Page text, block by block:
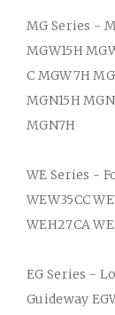
MG Series -
MGW15H
C MGW7H
MGN15H
MGN7H
WE Series -
WEW35CC
WEH27CA
EG Series -
Guideway